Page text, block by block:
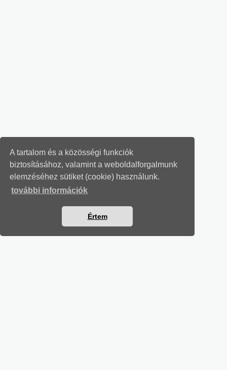
A tartalom és a közösségi funkciók
biztosításához, valamint a weboldalforgalmunk
elemzéséhez sütiket (cookie) használunk.
további információk
Értem